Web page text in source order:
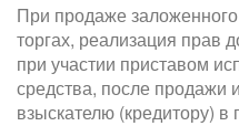
При продаже
торгах, реализация прав
при участии приставом
средства, после продажи
взыскателю (кредитору) в